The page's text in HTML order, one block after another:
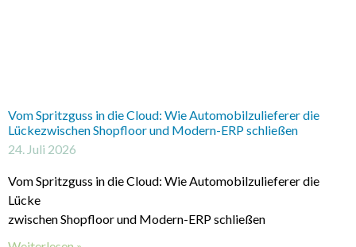
Vom Spritzguss in die Cloud: Wie Automobilzulieferer die
Lückezwischen Shopfloor und Modern-ERP schließen
24. Juli 2026
Vom Spritzguss in die Cloud: Wie Automobilzulieferer die
Lücke
zwischen Shopfloor und Modern-ERP schließen